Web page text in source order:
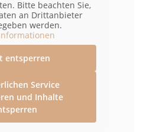
Bitte beachten Sie,
an Drittanbieter
werden.
entsperren
Service
und Inhalte